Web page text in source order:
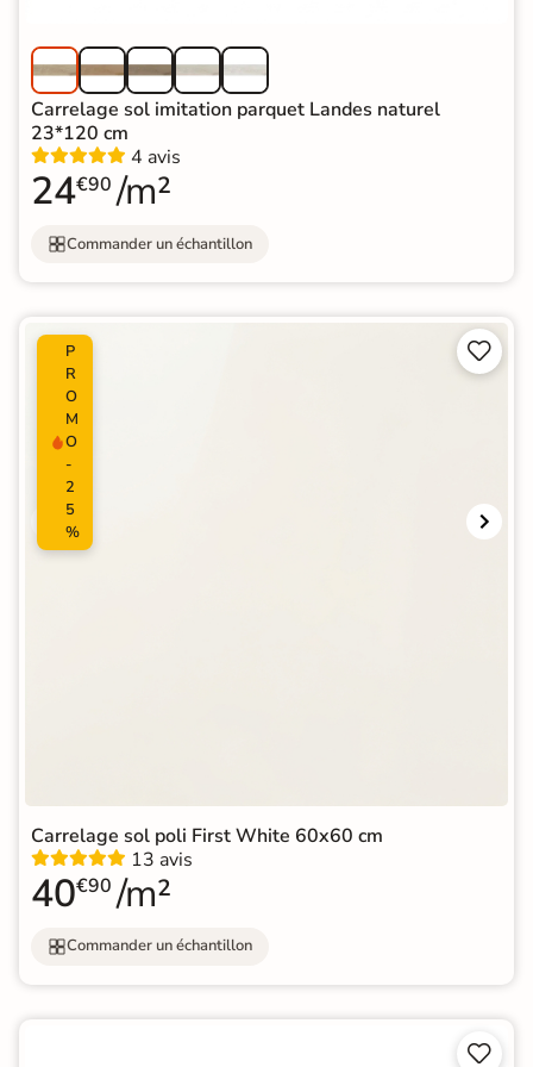
Carrelage sol imitation parquet Landes naturel
23*120 cm
4 avis
24€90 /m²
Commander un échantillon
P
R
O
M
O
-
2
5
%


Carrelage sol poli First White 60x60 cm
13 avis
40€90 /m²
Commander un échantillon

